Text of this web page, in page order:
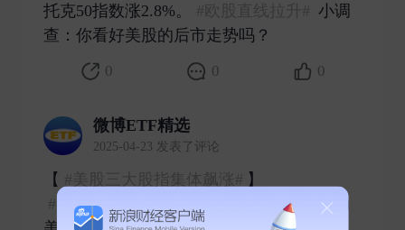
托克50指数涨2.8%。
小调
查：你看好美股的后市走势吗？ ​
0 0 0
微博ETF精选
2025-04-23 发表了评论
【​​​
】
#中国金龙指数涨5%#
贸易战缓和预期推动